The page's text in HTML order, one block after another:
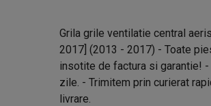
Grila grile ventilatie central
2017] (2013 - 2017) - Toate
insotite de factura si garantie!
zile. - Trimitem prin curierat
livrare.